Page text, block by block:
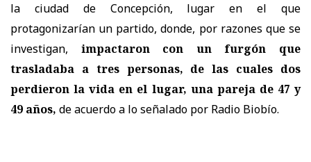
la ciudad de Concepción, lugar en el que
protagonizarían un partido, donde, por razones que se
investigan, impactaron con un furgón que
trasladaba a tres personas, de las cuales dos
perdieron la vida en el lugar, una pareja de47 y
49 años, de acuerdo a lo señalado por Radio Biobío.